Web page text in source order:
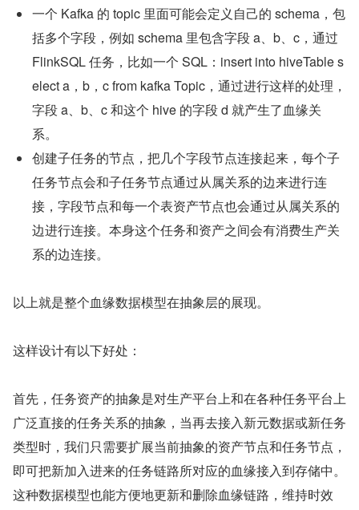
一个 Kafka 的 topic 里面可能会定义自己的 schema，包
括多个字段，例如 schema 里包含字段 a、b、c，通过
FlinkSQL 任务，比如一个 SQL：insert into hiveTable s
elect a，b，c from kafka Topic，通过进行这样的处理，
字段 a、b、c 和这个 hive 的字段 d 就产生了血缘关
系。
创建子任务的节点，把几个字段节点连接起来，每个子
任务节点会和子任务节点通过从属关系的边来进行连
接，字段节点和每一个表资产节点也会通过从属关系的
边进行连接。本身这个任务和资产之间会有消费生产关
系的边连接。
以上就是整个血缘数据模型在抽象层的展现。
这样设计有以下好处：
首先，任务资产的抽象是对生产平台上和在各种任务平台上
广泛直接的任务关系的抽象，当再去接入新元数据或新任务
类型时，我们只需要扩展当前抽象的资产节点和任务节点，
即可把新加入进来的任务链路所对应的血缘接入到存储中。
这种数据模型也能方便地更新和删除血缘链路，维持时效